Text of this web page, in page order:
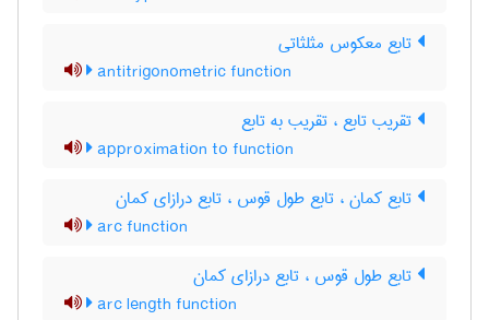
تابع معکوس مثلثاتی
antitrigonometric function
تقریب تابع ، تقریب به تابع
approximation to function
تابع کمان ، تابع طول قوس ، تابع درازای کمان
arc function
تابع طول قوس ، تابع درازای کمان
arc length function